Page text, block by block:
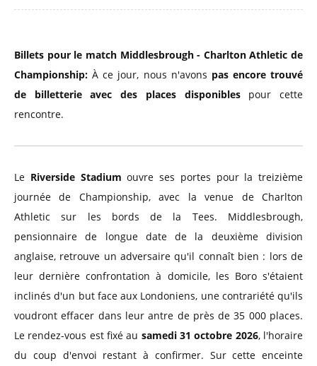
Billets pour le match Middlesbrough - Charlton Athletic de
Championship: À ce jour, nous n'avons pas encore trouvé
de billetterie avec des places disponiblespour cette
rencontre.
Le Riverside Stadium ouvre ses portes pour la treizième
journée de Championship, avec la venue de Charlton
Athletic sur les bords de la Tees. Middlesbrough,
pensionnaire de longue date de la deuxième division
anglaise, retrouve un adversaire qu'il connaît bien : lors de
leur dernière confrontation à domicile, les Boro s'étaient
inclinés d'un but face aux Londoniens, une contrariété qu'ils
voudront effacer dans leur antre de près de 35 000 places.
Le rendez-vous est fixé au samedi 31 octobre 2026, l'horaire
du coup d'envoi restant à confirmer. Sur cette enceinte